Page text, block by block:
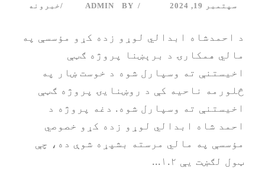
سپتمبر 19, 2024 BY
ADMIN خبرونه
د احمدشاه ابدالي لوړو زده کړو مؤسسې په
مالي همکارۍ د برېښنا پروژه ګټې
اخیستنې ته وسپارل شوه د خوست ښار په
څلورمه ناحیه کې د روښنایۍ پروژه ګټې
اخیستنې ته وسپارل شوه. دغه پروژه د
احمد شاه ابدالي لوړو زده کړو خصوصي
مؤسسې په مالي مرسته بشپړه شوې ده، چې
ټول لګښت یې ۱.۲...